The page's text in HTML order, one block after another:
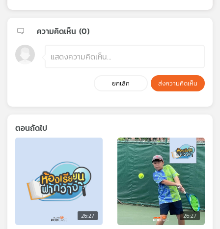
ความคิดเห็น (0)
ยกเลิก ส่งความคิดเห็น
ตอนถัดไป
26:27 26:27